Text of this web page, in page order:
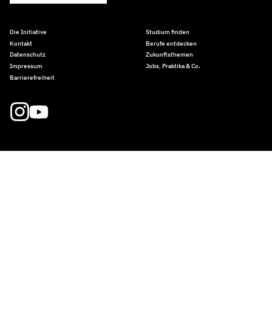
Die Initiative
Kontakt
Datenschutz
Impressum
Barrierefreiheit
Studium finden
Berufe entdecken
Zukunftsthemen
Jobs, Praktika & Co.